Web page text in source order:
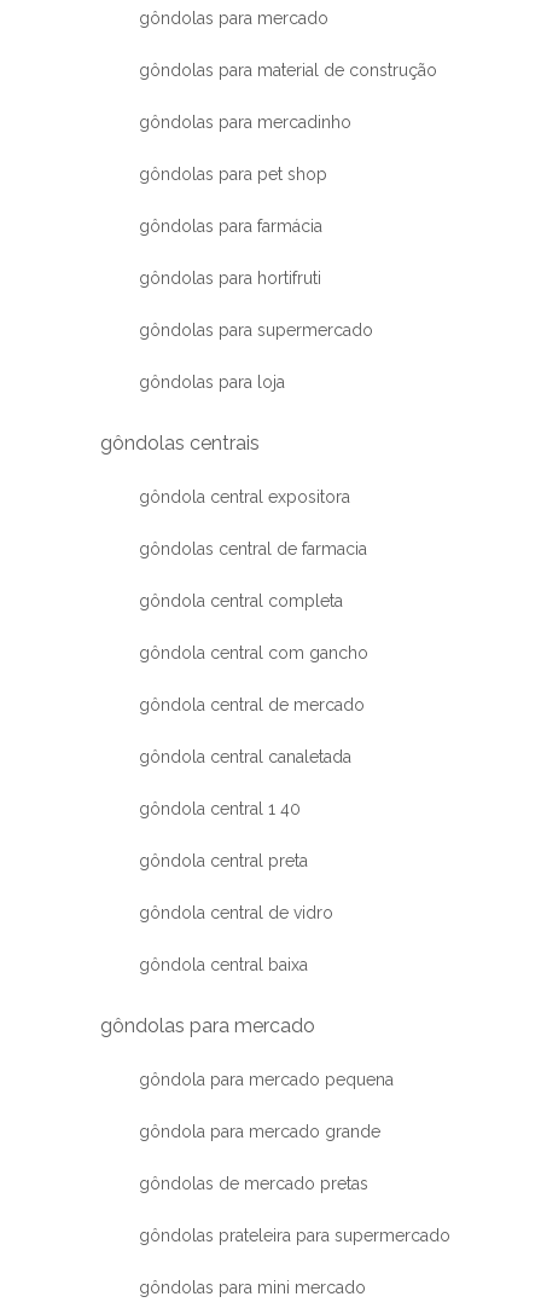
gôndolas para mercado
gôndolas para material de construção
gôndolas para mercadinho
gôndolas para pet shop
gôndolas para farmácia
gôndolas para hortifruti
gôndolas para supermercado
gôndolas para loja
gôndolas centrais
gôndola central expositora
gôndolas central de farmacia
gôndola central completa
gôndola central com gancho
gôndola central de mercado
gôndola central canaletada
gôndola central 1 40
gôndola central preta
gôndola central de vidro
gôndola central baixa
gôndolas para mercado
gôndola para mercado pequena
gôndola para mercado grande
gôndolas de mercado pretas
gôndolas prateleira para supermercado
gôndolas para mini mercado